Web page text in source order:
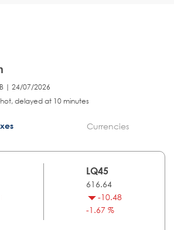
| 24/07/2026
delayed at 10 minutes
Currencies
LQ45
616.64
-10.48
-1.67 %